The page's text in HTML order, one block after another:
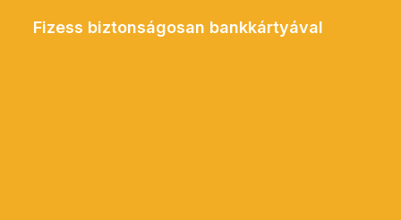
Fizess biztonságosan bankkártyával